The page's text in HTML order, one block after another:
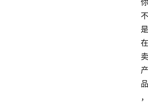
你
不
是
在
卖
产
品
，